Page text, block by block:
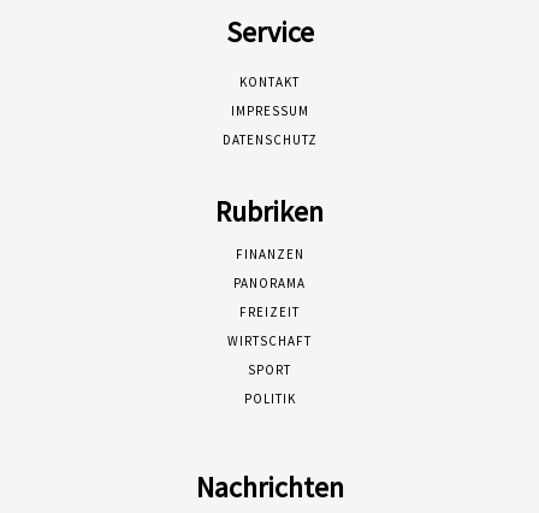
Service
KONTAKT
IMPRESSUM
DATENSCHUTZ
Rubriken
FINANZEN
PANORAMA
FREIZEIT
WIRTSCHAFT
SPORT
POLITIK
Nachrichten